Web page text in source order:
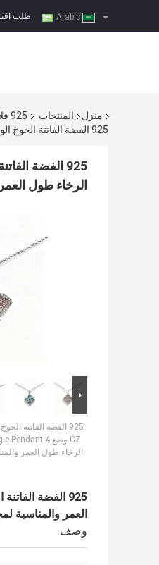
طلب
منزل المنتجات
925 قلادة تشيكوسلوفاكيا الفضة
الرخاء طول
925 الفضة الفاتنة
الرخاء طول العمر
العمر والمناسبة
وصف